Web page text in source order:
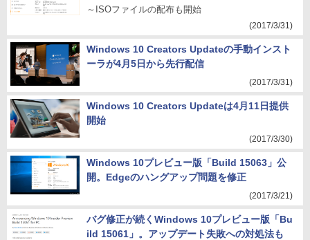
～ISOファイルの配布も開始
(2017/3/31)
Windows 10 Creators Updateの手動インスト
ーラが4月5日から先行配信
(2017/3/31)
Windows 10 Creators Updateは4月11日提供
開始
(2017/3/30)
Windows 10プレビュー版「Build 15063」公
開。Edgeのハングアップ問題を修正
(2017/3/21)
バグ修正が続くWindows 10プレビュー版「Bu
ild 15061」。アップデート失敗への対処法も